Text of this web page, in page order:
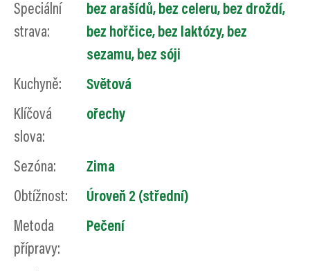
Speciální
strava:
bez arašídů, bez celeru, bez droždí,
bez hořčice, bez laktózy, bez
sezamu, bez sóji
Kuchyně:
Světová
Klíčová
slova:
ořechy
Sezóna:
Zima
Obtížnost:
Úroveň 2 (střední)
Metoda
přípravy:
Pečení